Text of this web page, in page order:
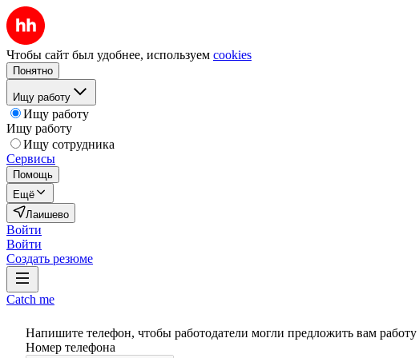
Чтобы сайт был удобнее, используем cookies
Понятно
Ищу работу
Ищу работу
Ищу работу
Ищу сотрудника
Сервисы
Помощь
Ещё
Лаишево
Войти
Войти
Создать резюме
Catch me
Напишите телефон, чтобы работодатели могли предложить вам работу
Номер телефона